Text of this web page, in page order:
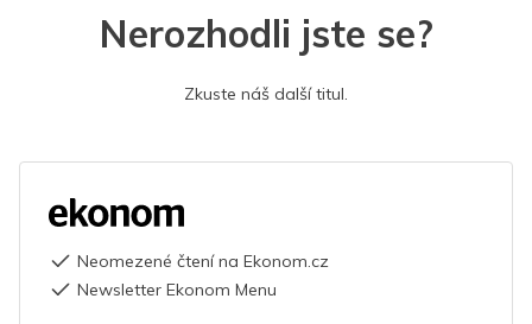
Nerozhodli jste se?
Zkuste náš další titul.
Neomezené čtení na Ekonom.cz
Newsletter Ekonom Menu